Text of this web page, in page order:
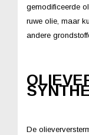
gemodificeerde
ruwe olie, maar
andere
De